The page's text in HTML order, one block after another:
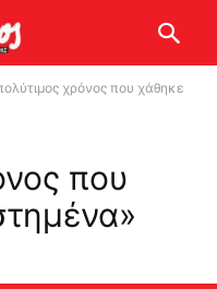
χρόνος που χάθηκε
που